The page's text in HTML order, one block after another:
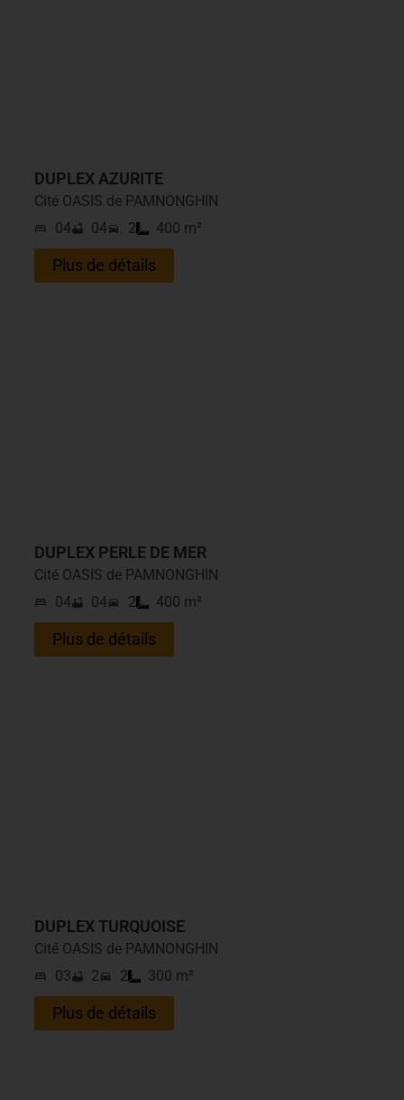
DUPLEX AZURITE
Cité OASIS de PAMNONGHIN
04
04 2 400 m²
Plus de détails
DUPLEX PERLE DE MER
Cité OASIS de PAMNONGHIN
04
04 2 400 m²
Plus de détails
DUPLEX TURQUOISE
Cité OASIS de PAMNONGHIN
03
2 2 300 m²
Plus de détails